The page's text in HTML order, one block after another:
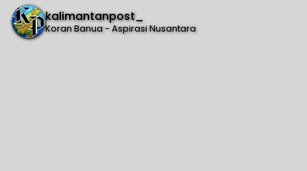
kalimantanpost_
Koran Banua - Aspirasi Nusantara